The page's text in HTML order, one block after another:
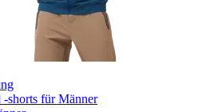
-shorts für Männer